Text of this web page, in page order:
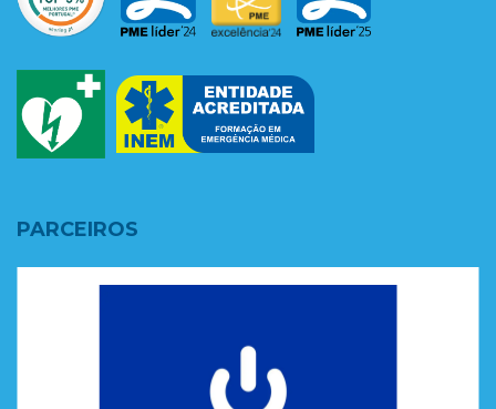
PARCEIROS